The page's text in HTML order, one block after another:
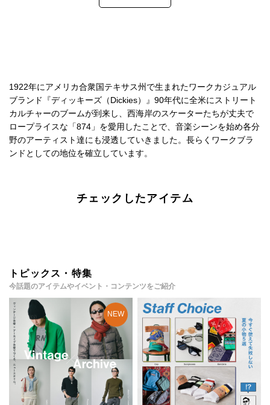
1922年にアメリカ合衆国テキサス州で生まれたワークカジュアル
ブランド『ディッキーズ（Dickies）』90年代に全米にストリート
カルチャーのブームが到来し、西海岸のスケーターたちが丈夫で
ロープライスな「874」を愛用したことで、音楽シーンを始め各分
野のアーティスト達にも浸透していきました。長らくワークブラ
ンドとしての地位を確立しています。
チェックしたアイテム
トピックス・特集
今話題のアイテムやイベント・コンテンツをご紹介